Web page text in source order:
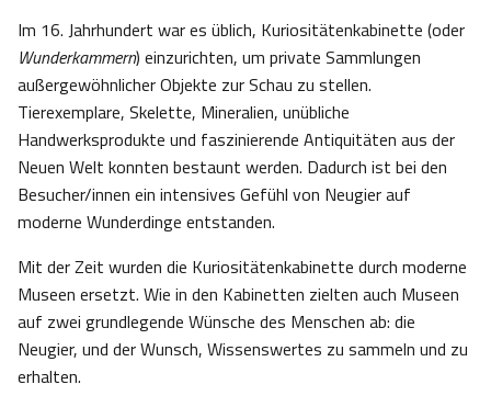
Im 16. Jahrhundert war es üblich, Kuriositätenkabinette (oder
Wunderkammern) einzurichten, um private Sammlungen
außergewöhnlicher Objekte zur Schau zu stellen.
Tierexemplare, Skelette, Mineralien, unübliche
Handwerksprodukte und faszinierende Antiquitäten aus der
Neuen Welt konnten bestaunt werden. Dadurch ist bei den
Besucher/innen ein intensives Gefühl von Neugier auf
moderne Wunderdinge entstanden.
Mit der Zeit wurden die Kuriositätenkabinette durch moderne
Museen ersetzt. Wie in den Kabinetten zielten auch Museen
auf zwei grundlegende Wünsche des Menschen ab: die
Neugier, und der Wunsch, Wissenswertes zu sammeln und zu
erhalten.